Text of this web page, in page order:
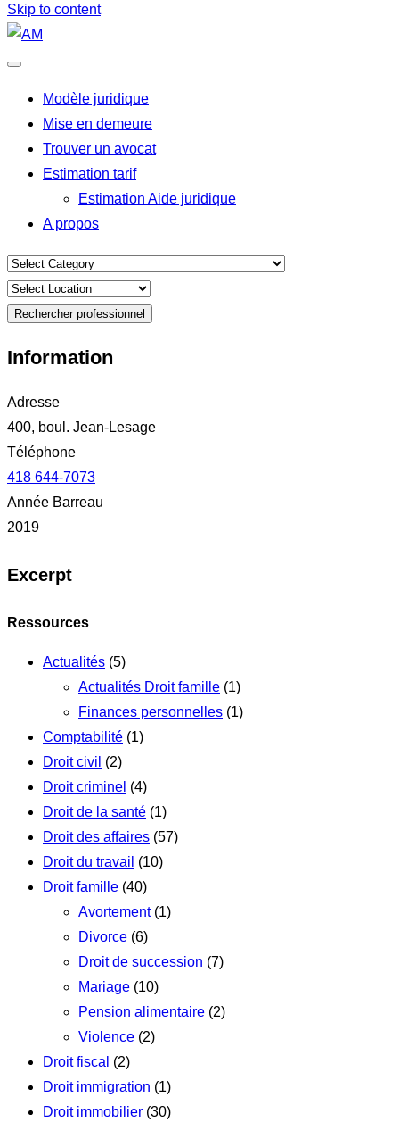
Skip to content
Modèle juridique
Mise en demeure
Trouver un avocat
Estimation tarif
Estimation Aide juridique
A propos
Rechercher professionnel
Information
Adresse
400, boul. Jean-Lesage
Téléphone
418 644-7073
Année Barreau
2019
Excerpt
Ressources
Actualités (5)
Actualités Droit famille (1)
Finances personnelles (1)
Comptabilité (1)
Droit civil (2)
Droit criminel (4)
Droit de la santé (1)
Droit des affaires (57)
Droit du travail (10)
Droit famille (40)
Avortement(1)
Divorce (6)
Droit de succession (7)
Mariage (10)
Pension alimentaire (2)
Violence (2)
Droit fiscal (2)
Droit immigration (1)
Droit immobilier (30)